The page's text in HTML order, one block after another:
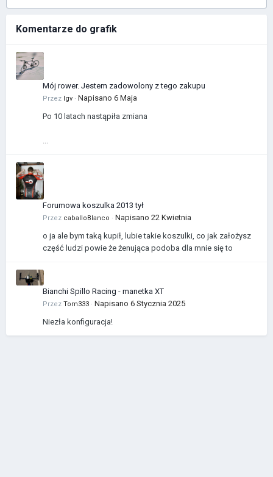
Komentarze do grafik
Mój rower. Jestem zadowolony z tego zakupu
Przez Igv · Napisano 6 Maja
Po 10 latach nastąpiła zmiana
...
Forumowa koszulka 2013 tył
Przez caballoBlanco · Napisano 22 Kwietnia
o ja ale bym taką kupił, lubie takie koszulki, co jak założysz
część ludzi powie że żenująca podoba dla mnie się to
Bianchi Spillo Racing - manetka XT
Przez Tom333 · Napisano 6 Stycznia 2025
Niezła konfiguracja!